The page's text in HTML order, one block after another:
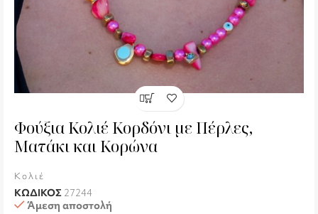
Φούξια Κολιέ Κορδόνι με Πέρλες,
Ματάκι και Κορώνα
Κολιέ
ΚΩΔΙΚΟΣ 27244
Άμεση αποστολή